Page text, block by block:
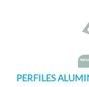
PERFILES